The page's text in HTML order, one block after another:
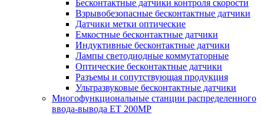
Бесконтактные датчики контроля скорости
Взрывобезопасные бесконтактные датчики
Датчики метки оптические
Емкостные бесконтактные датчики
Индуктивные бесконтактные датчики
Лампы светодиодные коммутаторные
Оптические бесконтактные датчики
Разъемы и сопутствующая продукция
Ультразвуковые бесконтактные датчики
Многофункциональные станции распределенного
ввода-вывода ET 200MP